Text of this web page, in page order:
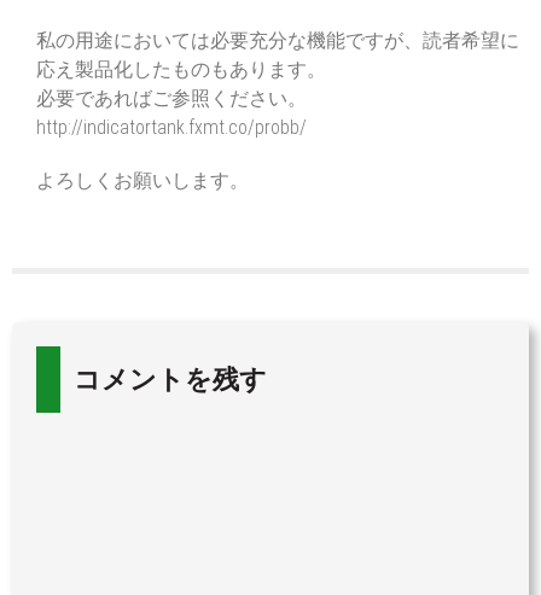
私の用途においては必要充分な機能ですが、読者希望に
応え製品化したものもあります。
必要であればご参照ください。
http://indicatortank.fxmt.co/probb/
よろしくお願いします。
コメントを残す